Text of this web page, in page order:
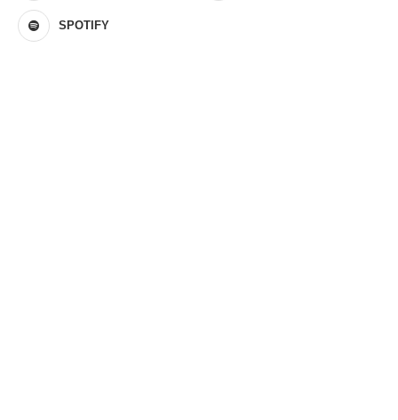
SPOTIFY